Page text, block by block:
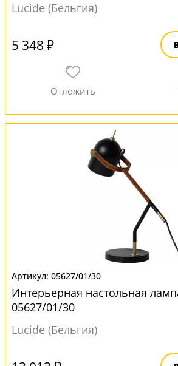
Lucide (Бельгия)
5 348 ₽
05627/01/30
Интерьерная настольная
05627/01/30
Lucide (Бельгия)